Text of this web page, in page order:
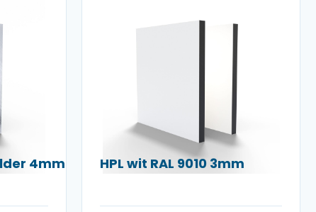
4mm HPL wit RAL 9010 3mm